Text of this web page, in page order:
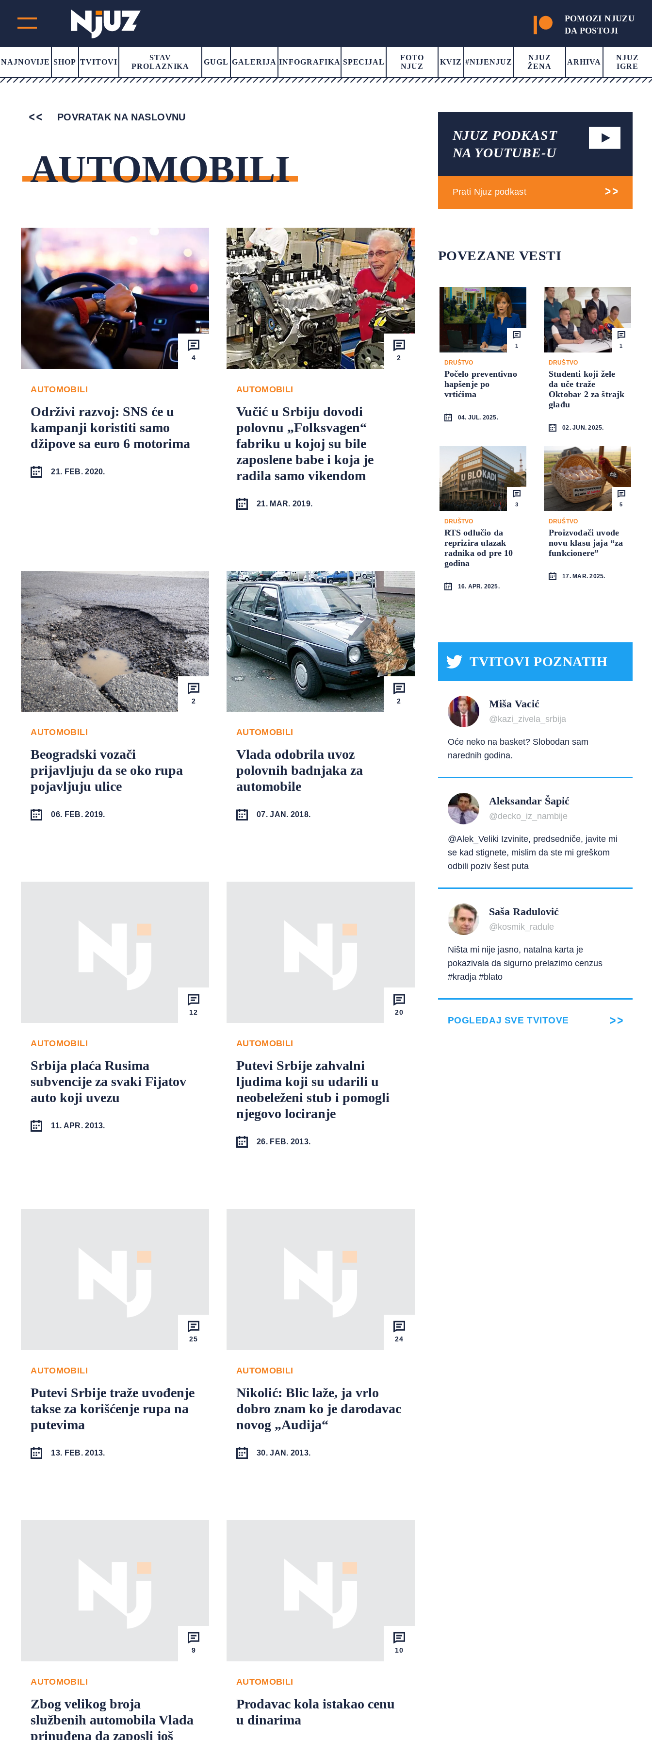
POMOZI NJUZU
DA POSTOJI
NAJNOVIJE SHOP TVITOVI
STAV
PROLAZNIKA
GUGL GALERIJA INFOGRAFIKA SPECIJAL
FOTO
NJUZ
KVIZ #NIJENJUZ
NJUZ
ŽENA
ARHIVA
NJUZ
IGRE
POVRATAK NA NASLOVNU
AUTOMOBILI
4
AUTOMOBILI
Održivi razvoj: SNS će u
kampanji koristiti samo
džipove sa euro 6 motorima
21. FEB. 2020.
2
AUTOMOBILI
Vučić u Srbiju dovodi
polovnu „Folksvagen“
fabriku u kojoj su bile
zaposlene babe i koja je
radila samo vikendom
21. MAR. 2019.
2
AUTOMOBILI
Beogradski vozači
prijavljuju da se oko rupa
pojavljuju ulice
06. FEB. 2019.
2
AUTOMOBILI
Vlada odobrila uvoz
polovnih badnjaka za
automobile
07. JAN. 2018.
12
AUTOMOBILI
Srbija plaća Rusima
subvencije za svaki Fijatov
auto koji uvezu
11. APR. 2013.
20
AUTOMOBILI
Putevi Srbije zahvalni
ljudima koji su udarili u
neobeleženi stub i pomogli
njegovo lociranje
26. FEB. 2013.
25
AUTOMOBILI
Putevi Srbije traže uvođenje
takse za korišćenje rupa na
putevima
13. FEB. 2013.
24
AUTOMOBILI
Nikolić: Blic laže, ja vrlo
dobro znam ko je darodavac
novog „Audija“
30. JAN. 2013.
9
AUTOMOBILI
Zbog velikog broja
službenih automobila Vlada
prinuđena da zaposli još
10
AUTOMOBILI
Prodavac kola istakao cenu
u dinarima
NJUZ PODKAST
NA YOUTUBE-U
Prati Njuz podkast
POVEZANE VESTI
1
DRUŠTVO
Počelo preventivno
hapšenje po
vrtićima
04. JUL. 2025.
1
DRUŠTVO
Studenti koji žele
da uče traže
Oktobar 2 za štrajk
glađu
02. JUN. 2025.
3
DRUŠTVO
RTS odlučio da
reprizira ulazak
radnika od pre 10
godina
16. APR. 2025.
5
DRUŠTVO
Proizvođači uvode
novu klasu jaja “za
funkcionere”
17. MAR. 2025.
TVITOVI POZNATIH
Miša Vacić
@kazi_zivela_srbija
Oće neko na basket? Slobodan sam
narednih godina.
Aleksandar Šapić
@decko_iz_nambije
@Alek_Veliki Izvinite, predsedniče, javite mi
se kad stignete, mislim da ste mi greškom
odbili poziv šest puta
Saša Radulović
@kosmik_radule
Ništa mi nije jasno, natalna karta je
pokazivala da sigurno prelazimo cenzus
#kradja #blato
POGLEDAJ SVE TVITOVE